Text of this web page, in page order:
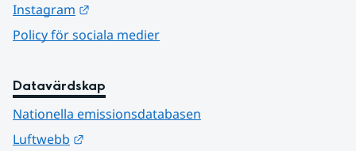
Instagram
Policy för sociala medier
Datavärdskap
Nationella emissionsdatabasen
Luftwebb